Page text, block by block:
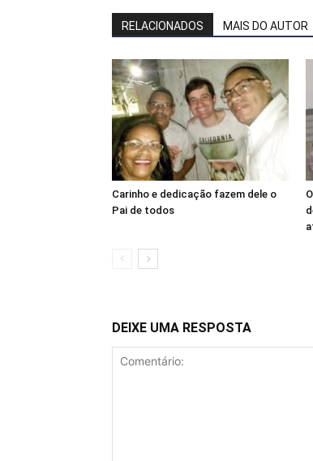
RELACIONADOS MAIS DO AUTOR
Carinho e dedicação fazem dele o
Pai de todos
DEIXE UMA RESPOSTA